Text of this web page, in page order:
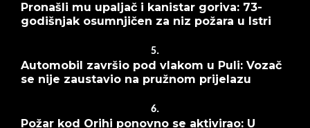
Pronašli mu upaljač i kanistar goriva: 73-
godišnjak osumnjičen za niz požara u Istri
5.
Automobil završio pod vlakom u Puli: Vozač
se nije zaustavio na pružnom prijelazu
6.
Požar kod Orihi ponovno se aktivirao: U